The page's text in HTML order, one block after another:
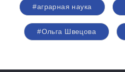
#аграрная наука
#Ольга Швецова